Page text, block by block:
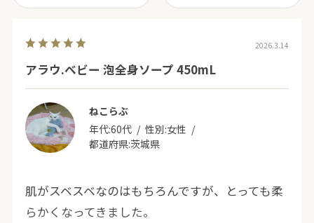
2026.3.14
アラウ.ベビー 泡全身ソープ 450mL
ねこらぶ
年代:60代 性別:女性
都道府県:茨城県
肌がスベスベなのはもちろんですが、とっても柔
らかくなってきました。